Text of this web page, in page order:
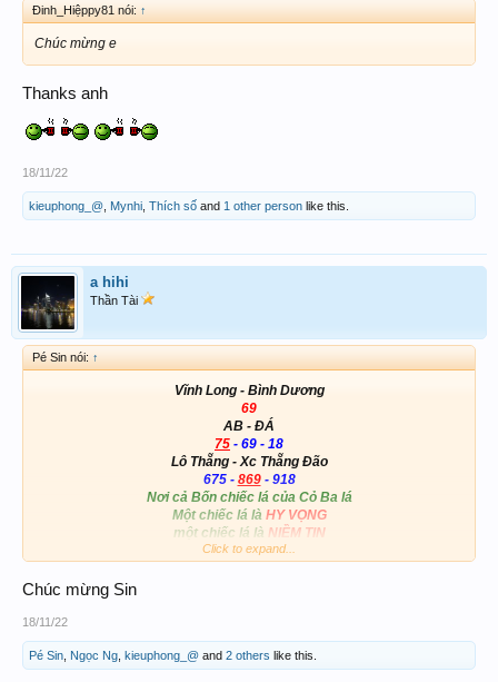
Đinh_Hiệppy81 nói: ↑
Chúc mừng e
Thanks anh
18/11/22
kieuphong_@ Mynhi Thích số and 1 other person like this.
a hihi
Thần Tài
Pé Sin nói: ↑
Vĩnh Long - Bình Dương
69
AB - ĐÁ
75 - 69 - 18
Lô Thẵng - Xc Thẵng Đão
675 - 869- 918
Nơi cả Bốn chiếc lá của Cỏ Ba lá
Một chiếc lá là HY VỌNG
một chiếc lá là NIỀM TIN
Một chiếc lá dành choTÌNH YÊU
Click to expand...
Chúc mừng Sin
18/11/22
Pé Sin Ngọc Ng kieuphong_@ and 2 others like this.